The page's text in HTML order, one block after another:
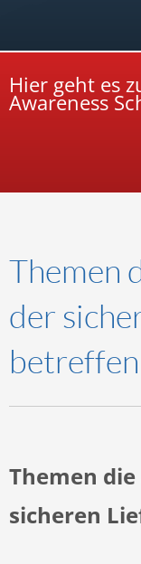
Hier geht es
Awareness
Themen
der
betreffen
Themen
sicheren